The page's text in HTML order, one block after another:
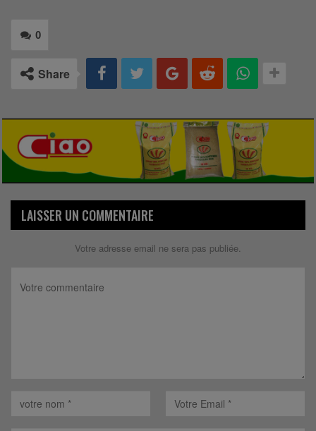
0
Share
LAISSER UN COMMENTAIRE
Votre adresse email ne sera pas publiée.